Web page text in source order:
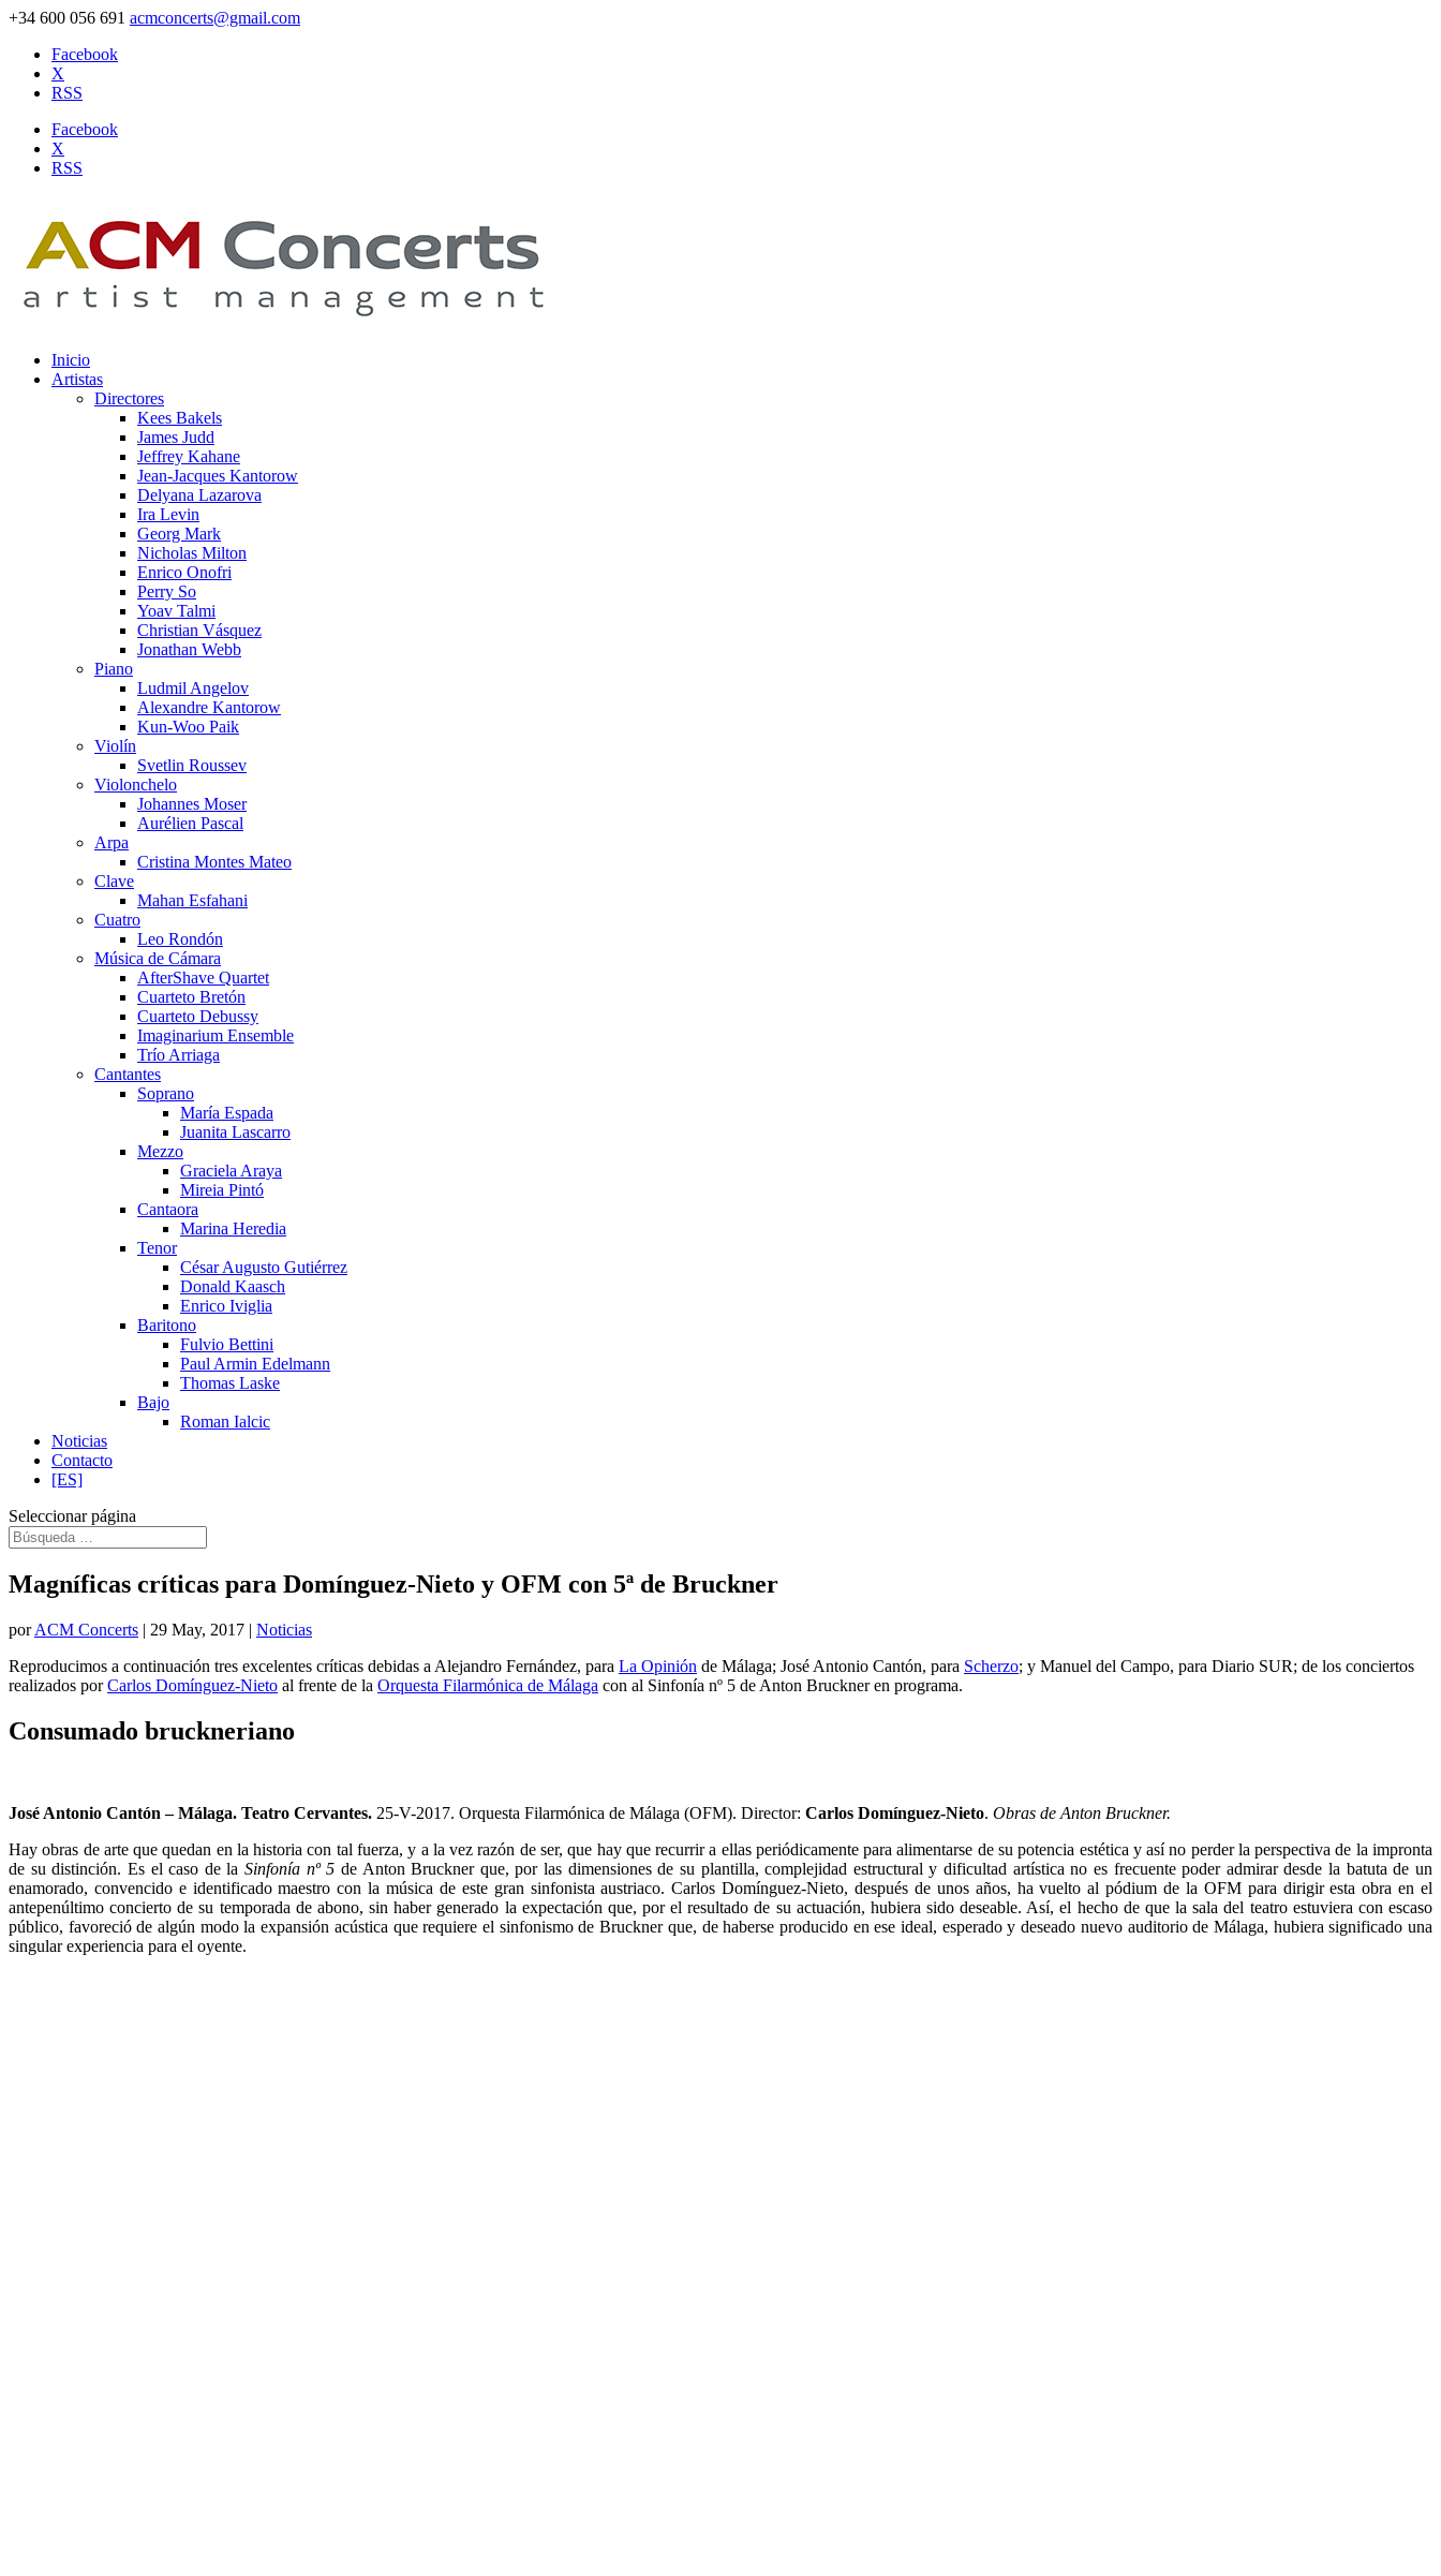
+34 600 056 691 acmconcerts@gmail.com
Facebook
X
RSS
Facebook
X
RSS
Inicio
Artistas
Directores
Kees Bakels
James Judd
Jeffrey Kahane
Jean-Jacques Kantorow
Delyana Lazarova
Ira Levin
Georg Mark
Nicholas Milton
Enrico Onofri
Perry So
Yoav Talmi
Christian Vásquez
Jonathan Webb
Piano
Ludmil Angelov
Alexandre Kantorow
Kun-Woo Paik
Violín
Svetlin Roussev
Violonchelo
Johannes Moser
Aurélien Pascal
Arpa
Cristina Montes Mateo
Clave
Mahan Esfahani
Cuatro
Leo Rondón
Música de Cámara
AfterShave Quartet
Cuarteto Bretón
Cuarteto Debussy
Imaginarium Ensemble
Trío Arriaga
Cantantes
Soprano
María Espada
Juanita Lascarro
Mezzo
Graciela Araya
Mireia Pintó
Cantaora
Marina Heredia
Tenor
César Augusto Gutiérrez
Donald Kaasch
Enrico Iviglia
Baritono
Fulvio Bettini
Paul Armin Edelmann
Thomas Laske
Bajo
Roman Ialcic
Noticias
Contacto
[ES]
Seleccionar página
Magníficas críticas para Domínguez-Nieto y OFM con 5ª de Bruckner
porACM Concerts | 29 May, 2017 | Noticias
Reproducimos a continuación tres excelentes críticas debidas a Alejandro Fernández, para La Opinión de Málaga; José Antonio Cantón, para Scherzo; y Manuel del Campo, para Diario SUR; de los conciertos
realizados porCarlos Domínguez-Nieto al frente de la Orquesta Filarmónica de Málaga con al Sinfonía nº 5 de Anton Bruckner en programa.
Consumado bruckneriano
José Antonio Cantón – Málaga. Teatro Cervantes. 25-V-2017. Orquesta Filarmónica de Málaga (OFM). Director: Carlos Domínguez-Nieto. Obras de Anton Bruckner.
Hay obras de arte que quedan en la historia con tal fuerza, y a la vez razón de ser, que hay que recurrir a ellas periódicamente para alimentarse de su potencia estética y así no perder la perspectiva de la impronta
de su distinción. Es el caso de laSinfonía nº 5 de Anton Bruckner que, por las dimensiones de su plantilla, complejidad estructural y dificultad artística no es frecuente poder admirar desde la batuta de un
enamorado, convencido e identificado maestro con la música de este gran sinfonista austriaco. Carlos Domínguez-Nieto, después de unos años, ha vuelto al pódium de la OFM para dirigir esta obra en el
antepenúltimo concierto de su temporada de abono, sin haber generado la expectación que, por el resultado de su actuación, hubiera sido deseable. Así, el hecho de que la sala del teatro estuviera con escaso
público, favoreció de algún modo la expansión acústica que requiere el sinfonismo de Bruckner que, de haberse producido en ese ideal, esperado y deseado nuevo auditorio de Málaga, hubiera significado una
singular experiencia para el oyente.